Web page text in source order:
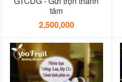
tâm
2,500,000